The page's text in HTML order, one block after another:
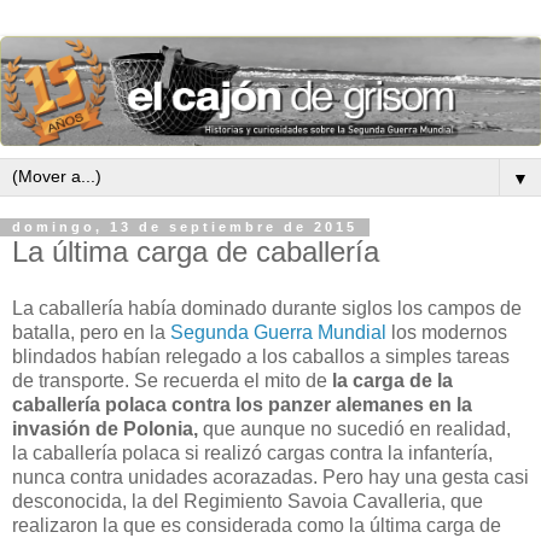
▼
domingo, 13 de septiembre de 2015
La última carga de caballería
La caballería había dominado durante siglos los campos de
batalla, pero en la Segunda Guerra Mundial
los modernos
blindados habían relegado a los caballos a simples tareas
de transporte. Se recuerda el mito de la carga de la
caballería polaca contra los panzer alemanes en la
invasión de Polonia, que aunque no sucedió en realidad,
la caballería polaca si realizó cargas contra la infantería,
nunca contra unidades acorazadas. Pero hay una gesta casi
desconocida, la del Regimiento Savoia Cavalleria, que
realizaron la que es considerada como la última carga de